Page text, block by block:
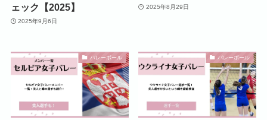
ェック【2025】
2025年9月6日
2025年8月29日
バレーボール バレーボール